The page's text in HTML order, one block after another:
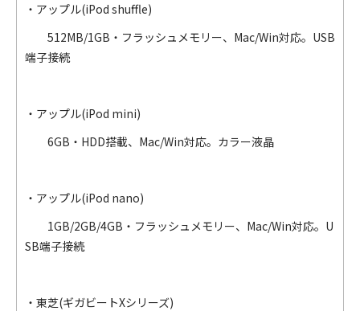
・アップル(iPod shuffle)
512MB/1GB・フラッシュメモリー、Mac/Win対応。USB
端子接続
・アップル(iPod mini)
6GB・HDD搭載、Mac/Win対応。カラー液晶
・アップル(iPod nano)
1GB/2GB/4GB・フラッシュメモリー、Mac/Win対応。U
SB端子接続
・東芝(ギガビートXシリーズ)